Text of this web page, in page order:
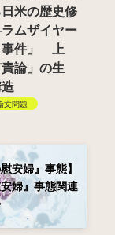
日米の歴史修
ムザイヤー
事件」 上
責論」の生
文問題
安婦』事態】
安婦』事態関連